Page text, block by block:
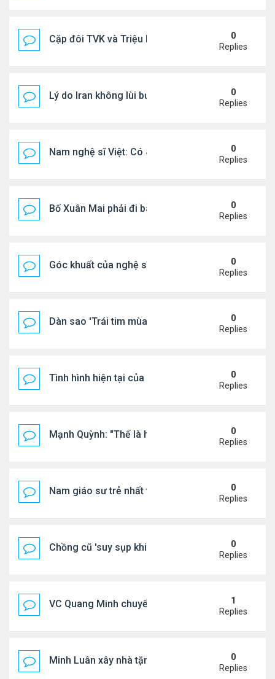
Cặp đôi TVK và Triệu Mẫn được yêu thích nhất
0
Replies
Lý do Iran không lùi bước trước lời đe dọa của
0
Replies
Nam nghệ sĩ Việt: Có 4 nhà ở Pháp, sống gần
0
Replies
Bố Xuân Mai phải đi bán cơm ở Mỹ
0
Replies
Góc khuất của nghệ sĩ Hoài Tâm
0
Replies
Dàn sao 'Trái tim mùa thu' sau 26 năm
0
Replies
Tình hình hiện tại của Quang Lê
0
Replies
Mạnh Quỳnh: "Thế là hết"
0
Replies
Nam giáo sư trẻ nhất thế giới ở tuổi 18
0
Replies
Chồng cũ 'suy sụp khi biết tin Nicole Kidman có
0
Replies
VC Quang Minh chuyển về tổ ấm
1
Replies
Minh Luân xây nhà tặng cha mẹ
0
Replies